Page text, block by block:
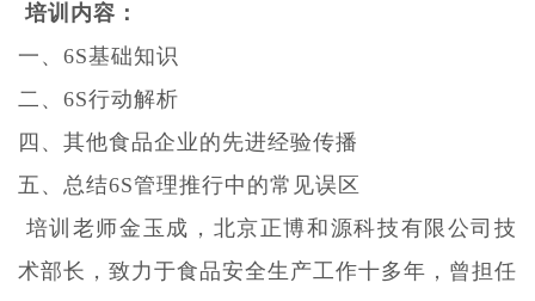
培训内容：
一、 6S基础知识
二、 6S行动解析
四、其他食品企业的先进经验传播
五、总结6S管理推行中的常见误区
培训老师金玉成，北京正博和源科技有限公司技
术部长，致力于食品安全生产工作十多年，曾担任